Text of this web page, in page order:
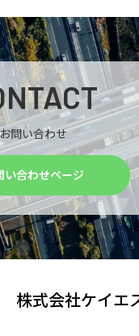
お問い合わせ
い合わせページ
株式会社ケイエ